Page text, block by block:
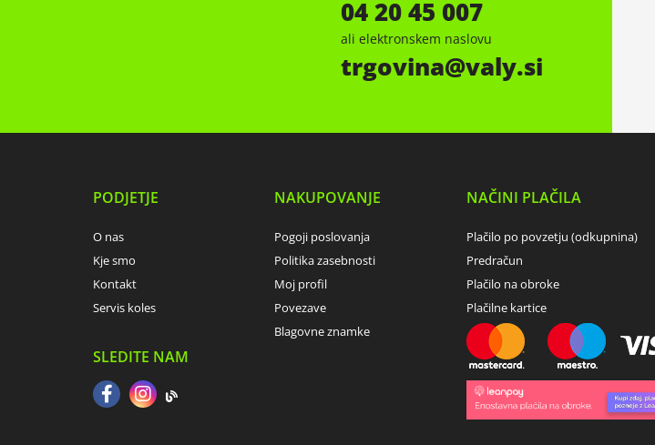
04 20 45 007
ali elektronskem naslovu
trgovina valy.si
PODJETJE
O nas
Kje smo
Kontakt
Servis koles
SLEDITE NAM
NAKUPOVANJE
Pogoji poslovanja
Politika zasebnosti
Moj profil
Povezave
Blagovne znamke
NAČINI PLAČILA
Plačilo po povzetju (odkupnina)
Predračun
Plačilo na obroke
Plačilne kartice